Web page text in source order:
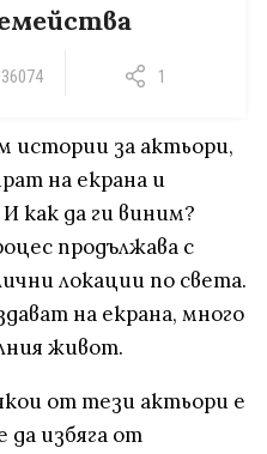
36074 1
истории за актьори,
на екрана и
как да ги виним?
продължава с
локации по света.
на екрана, много
живот.
от тези актьори е
да избяга от